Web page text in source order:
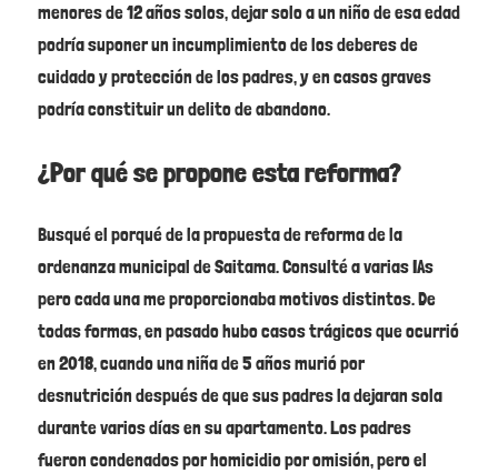
menores de 12 años solos, dejar solo a un niño de esa edad
podría suponer un incumplimiento de los deberes de
cuidado y protección de los padres, y en casos graves
podría constituir un delito de abandono.
¿Por qué se propone esta reforma?
Busqué el porqué de la propuesta de reforma de la
ordenanza municipal de Saitama. Consulté a varias IAs
pero cada una me proporcionaba motivos distintos. De
todas formas, en pasado hubo casos trágicos que ocurrió
en 2018, cuando una niña de 5 años murió por
desnutrición después de que sus padres la dejaran sola
durante varios días en su apartamento. Los padres
fueron condenados por homicidio por omisión, pero el